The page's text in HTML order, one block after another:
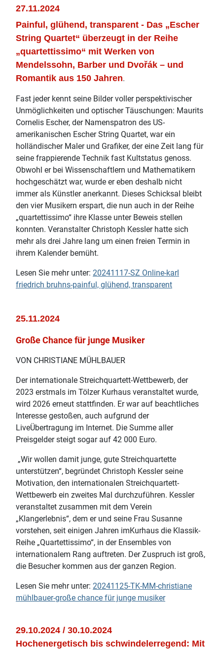
27.11.2024
Painful, glühend, transparent - Das „Escher
String Quartet“ überzeugt in der Reihe
„quartettissimo“ mit Werken von
Mendelssohn, Barber und Dvořák – und
Romantik aus 150 Jahren.
Fast jeder kennt seine Bilder voller perspektivischer
Unmöglichkeiten und optischer Täuschungen: Maurits
Cornelis Escher, der Namenspatron des US-
amerikanischen Escher String Quartet, war ein
holländischer Maler und Grafiker, der eine Zeit lang für
seine frappierende Technik fast Kultstatus genoss.
Obwohl er bei Wissenschaftlern und Mathematikern
hochgeschätzt war, wurde er eben deshalb nicht
immer als Künstler anerkannt. Dieses Schicksal bleibt
den vier Musikern erspart, die nun auch in der Reihe
„quartettissimo“ ihre Klasse unter Beweis stellen
konnten. Veranstalter Christoph Kessler hatte sich
mehr als drei Jahre lang um einen freien Termin in
ihrem Kalender bemüht.
Lesen Sie mehr unter: 20241117-SZ Online-karl
friedrich bruhns-painful, glühend, transparent
25.11.2024
Große Chance für junge Musiker
VON CHRISTIANE MÜHLBAUER
Der internationale Streichquartett-Wettbewerb, der
2023 erstmals im Tölzer Kurhaus veranstaltet wurde,
wird 2026 erneut stattfinden. Er war auf beachtliches
Interesse gestoßen, auch aufgrund der
LiveÜbertragung im Internet. Die Summe aller
Preisgelder steigt sogar auf 42 000 Euro.
„Wir wollen damit junge, gute Streichquartette
unterstützen“, begründet Christoph Kessler seine
Motivation, den internationalen Streichquartett-
Wettbewerb ein zweites Mal durchzuführen. Kessler
veranstaltet zusammen mit dem Verein
„Klangerlebnis“, dem er und seine Frau Susanne
vorstehen, seit einigen Jahren imKurhaus die Klassik-
Reihe „Quartettissimo“, in der Ensembles von
internationalem Rang auftreten. Der Zuspruch ist groß,
die Besucher kommen aus der ganzen Region.
Lesen Sie mehr unter: 20241125-TK-MM-christiane
mühlbauer-große chance für junge musiker
29.10.2024 / 30.10.2024
Hochenergetisch bis schwindelerregend: Mit